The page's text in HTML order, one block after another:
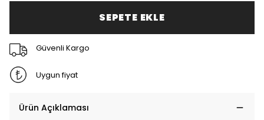
SEPETE EKLE
Güvenli Kargo
Uygun fiyat
Ürün Açıklaması